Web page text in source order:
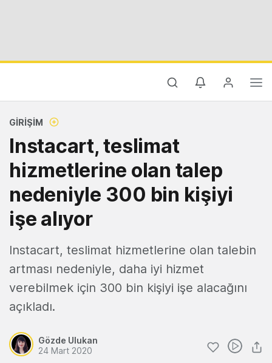
GIRIŞIM
Instacart, teslimat
hizmetlerine olan talep
nedeniyle 300 bin kişiyi
işe alıyor
Instacart, teslimat hizmetlerine olan talebin
artması nedeniyle, daha iyi hizmet
verebilmek için 300 bin kişiyi işe alacağını
açıkladı.
Gözde Ulukan
24 Mart 2020